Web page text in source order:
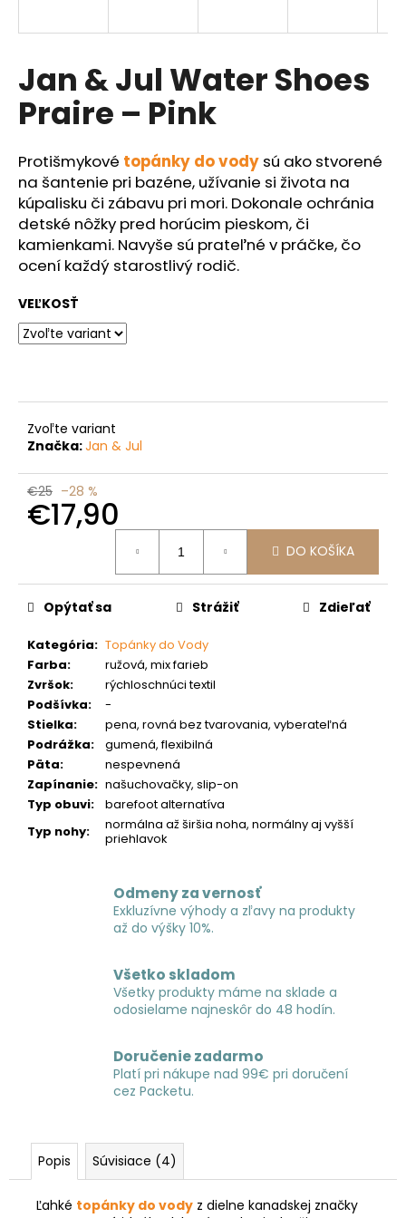
Jan & Jul Water Shoes
Praire – Pink
Protišmykové topánky do vody sú ako stvorené
na šantenie pri bazéne, užívanie si života na
kúpalisku či zábavu pri mori. Dokonale ochránia
detské nôžky pred horúcim pieskom, či
kamienkami. Navyše sú prateľné v práčke, čo
ocení každý starostlivý rodič.
VEĽKOSŤ
Zvoľte variant
Značka:Jan & Jul
€25 –28 %
€17,90
DO KOŠÍKA
Kategória: Topánky do Vody
Farba:
ružová, mix farieb
Zvršok:
rýchloschnúci textil
Podšívka:
-
Stielka:
pena, rovná bez tvarovania, vyberateľná
Podrážka:
gumená, flexibilná
Päta:
nespevnená
Zapínanie: našuchovačky, slip-on
Typ obuvi:
barefoot alternatíva
Typ nohy:
normálna až širšia noha, normálny aj vyšší
priehlavok
Opýtať sa Strážiť Zdieľať
Odmeny za vernosť
Exkluzívne výhody a zľavy na produkty
až do výšky 10%.
Všetko skladom
Všetky produkty máme na sklade a
odosielame najneskôr do 48 hodín.
Doručenie zadarmo
Platí pri nákupe nad 99€ pri doručení
cez Packetu.
Popis Súvisiace (4)
Ľahké topánky do vody z dielne kanadskej značky
s
ť
?
HĽADAŤ
d
p
o
č
a
m
e